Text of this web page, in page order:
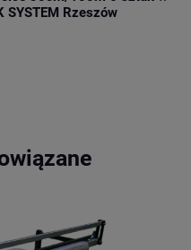
SYSTEM Rzeszów